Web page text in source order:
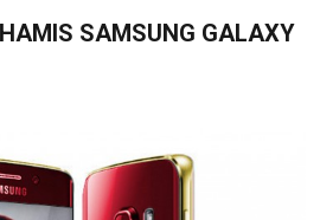
HAMIS SAMSUNG GALAXY